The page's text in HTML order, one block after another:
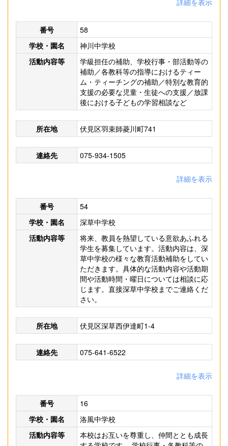
詳細を表示
番号
58
学校・園名
神川中学校
活動内容等
学級担任の補助、学校行事・部活動等の
補助／各教科等の指導におけるティー
ム・ティーチングの補助／特別な教育的
支援の必要な児童・生徒への支援／放課
後における子どもの学習相談など
所在地 伏見区羽束師菱川町741
連絡先 075-934-1505
詳細を表示
番号
54
学校・園名
深草中学校
活動内容等
将来、教員を熱望している意欲あふれる
学生を募集しています。活動内容は、深
草中学校の様々な教育活動補助をしてい
ただきます。具体的な活動内容や活動期
間や活動時間・曜日については相談に応
じます。直接深草中学校までご連絡くだ
さい。
所在地 伏見区深草西伊達町1-4
連絡先 075-641-6522
詳細を表示
番号
16
学校・園名
洛風中学校
活動内容等
本校はお互いを尊重し、仲間ととも成長